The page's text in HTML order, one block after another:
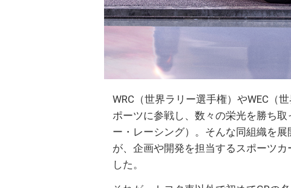
WRC（世界ラリー選手権）やWEC（
ポーツに参戦し、数々の栄光を勝ち取
ー・レーシング）。そんな同組織を
が、企画や開発を担当するスポーツ
した。